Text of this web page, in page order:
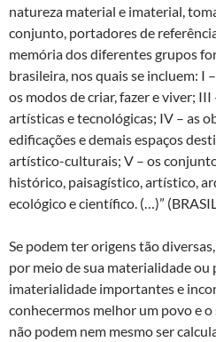
natureza material e imaterial,
conjunto, portadores de
memória dos diferentes grupos
brasileira, nos quais se incluem: I
os modos de criar, fazer e viver;
artísticas e tecnológicas; IV – as
edificações e demais espaços
artístico-culturais; V – os
histórico, paisagístico, artístico,
ecológico e científico. (…)”
Se podem ter origens tão
por meio de sua materialidade ou
imaterialidade importantes e
conhecermos melhor um povo e o
não podem nem mesmo ser